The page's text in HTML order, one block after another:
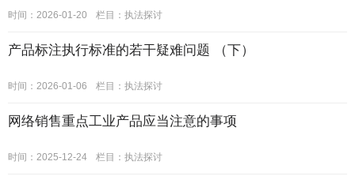
时间：2026-01-20 栏目： 执法探讨
产品标注执行标准的若干疑难问题 （下）
时间：2026-01-06 栏目： 执法探讨
网络销售重点工业产品应当注意的事项
时间：2025-12-24 栏目： 执法探讨